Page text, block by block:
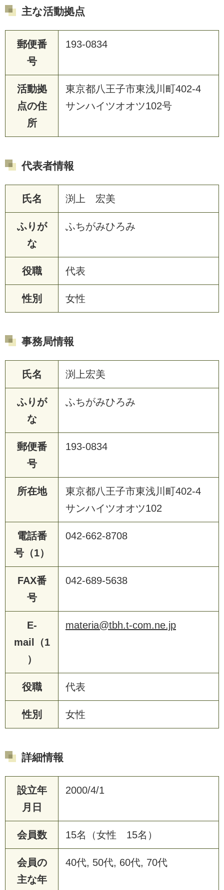
主な活動拠点
郵便番
号
193-0834
活動拠
点の住
所
東京都八王子市東浅川町402-4
サンハイツオオツ102号
代表者情報
氏名 渕上 宏美
ふりが
な
ふちがみひろみ
役職 代表
性別 女性
事務局情報
氏名 渕上宏美
ふりが
な
ふちがみひろみ
郵便番
号
193-0834
所在地
東京都八王子市東浅川町402-4
サンハイツオオツ102
電話番
号（1）
042-662-8708
FAX番
号
042-689-5638
E-
mail（1
）
materia@tbh.t-com.ne.jp
役職 代表
性別 女性
詳細情報
設立年
月日
2000/4/1
会員数 15名（女性 15名）
会員の
主な年
40代, 50代, 60代, 70代